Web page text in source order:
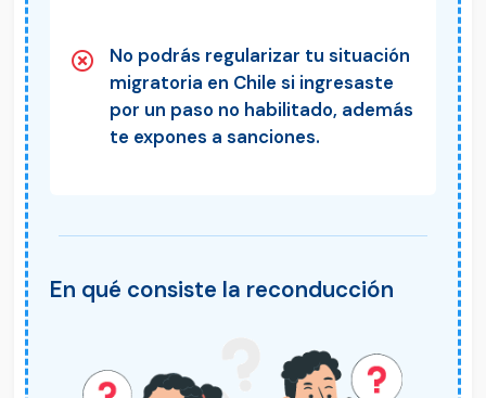
No podrás regularizar tu situación
migratoria en Chile si ingresaste
por un paso no habilitado, además
te expones a sanciones.
En qué consiste la reconducción